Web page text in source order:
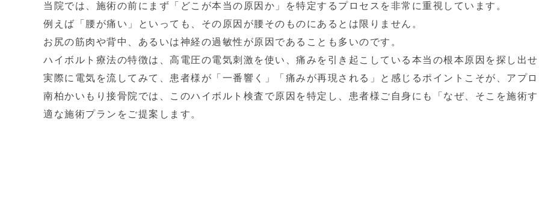
当院では、施術の前にまず「どこが本当の原因か」を特定するプロセスを非常に重視しています。
例えば「腰が痛い」といっても、その原因が腰そのものにあるとは限りません。
お尻の筋肉や背中、あるいは神経の過敏性が原因であることも多いのです。
ハイボルト療法の特徴は、高電圧の電気刺激を使い、痛みを引き起こしている本当の根本原因を探し出
実際に電気を流してみて、患者様が「一番響く」「痛みが再現される」と感じるポイントこそが、アプ
南柏かいもり接骨院では、このハイボルト検査で原因を特定し、患者様ご自身にも「なぜ、そこを施術
適な施術プランをご提案します。